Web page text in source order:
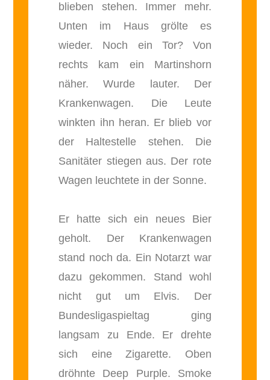
blieben stehen. Immer mehr.
Unten im Haus grölte es
wieder. Noch ein Tor? Von
rechts kam ein Martinshorn
näher. Wurde lauter. Der
Krankenwagen. Die Leute
winkten ihn heran. Er blieb vor
der Haltestelle stehen. Die
Sanitäter stiegen aus. Der rote
Wagen leuchtete in der Sonne.
Er hatte sich ein neues Bier
geholt. Der Krankenwagen
stand noch da. Ein Notarzt war
dazu gekommen. Stand wohl
nicht gut um Elvis. Der
Bundesligaspieltag ging
langsam zu Ende. Er drehte
sich eine Zigarette. Oben
dröhnte Deep Purple. Smoke